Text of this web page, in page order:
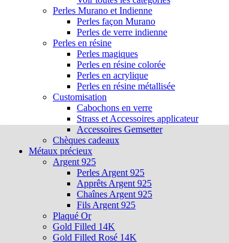
Perles Murano et Indienne
Perles façon Murano
Perles de verre indienne
Perles en résine
Perles magiques
Perles en résine colorée
Perles en acrylique
Perles en résine métallisée
Customisation
Cabochons en verre
Strass et Accessoires applicateur
Accessoires Gemsetter
Chèques cadeaux
Métaux précieux
Argent 925
Perles Argent 925
Apprêts Argent 925
Chaînes Argent 925
Fils Argent 925
Plaqué Or
Gold Filled 14K
Gold Filled Rosé 14K